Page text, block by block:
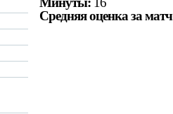
Средняя оценка за